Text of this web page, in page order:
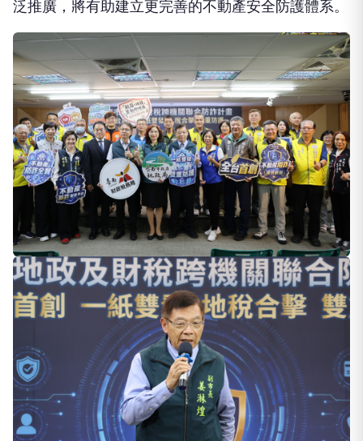
泛推廣，將有助建立更完善的不動產安全防護體系。